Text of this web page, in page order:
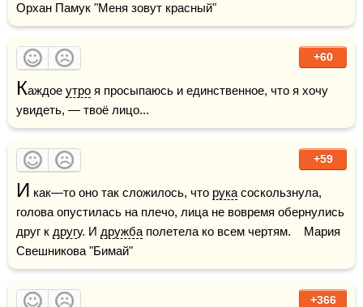
Орхан Памук "Меня зовут красный"
+60
Каждое утро я просыпаюсь и единственное, что я хочу
увидеть, — твоё лицо...
+59
И как—то оно так сложилось, что рука соскользнула,
голова опустилась на плечо, лица не вовремя обернулись
друг к другу. И дружба полетела ко всем чертям.    Мария
Свешникова "Бимай"
+366